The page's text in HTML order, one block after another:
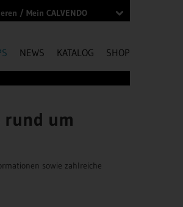
/ Mein CALVENDO
NEWS KATALOG SHOP
um
sowie zahlreiche